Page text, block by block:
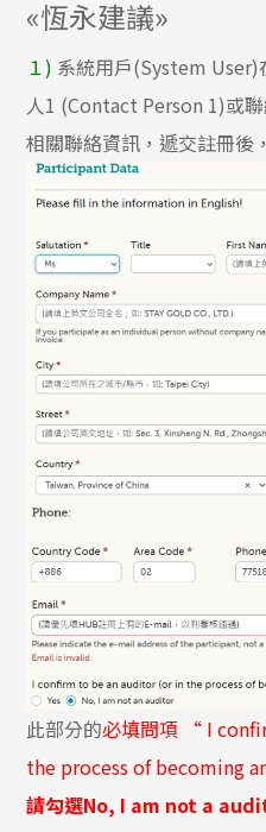
«恆永建議»
１) 系統用戶(System
人1 (Contact Person 1)或
相關聯絡資訊，遞交註冊後
此部分的必填問項 “ I
the process of becoming
請勾選No, I am not a